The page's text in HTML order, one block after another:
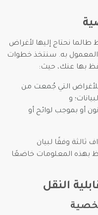
نحتاج إليها لأغراض
المعمول به. سنتخذ خطوات
بها عنك، حيث:
للأغراض التي جُمعت من
و
أو بموجب لوائح أو
ثالثة وفقًا لبيان
بهذه المعلومات خاضعًا